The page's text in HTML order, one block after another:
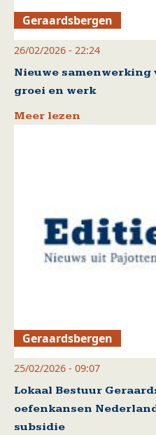
Geraardsbergen
26/02/2026 - 22:24
Nieuwe
groei en werk
Meer lezen
Geraardsbergen
25/02/2026 - 09:07
Lokaal Bestuur
oefenkansen
subsidie